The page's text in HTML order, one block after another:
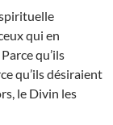
qui en
qu’ils
qu’ils désiraient
le Divin les